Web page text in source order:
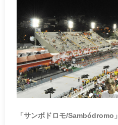
「サンボドロモ/Sambódromo」